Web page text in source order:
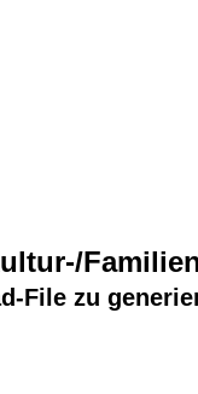
File zu